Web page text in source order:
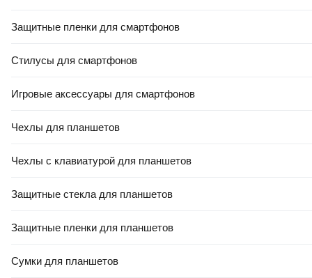
Защитные пленки для смартфонов
Стилусы для смартфонов
Игровые аксессуары для смартфонов
Чехлы для планшетов
Чехлы с клавиатурой для планшетов
Защитные стекла для планшетов
Защитные пленки для планшетов
Сумки для планшетов